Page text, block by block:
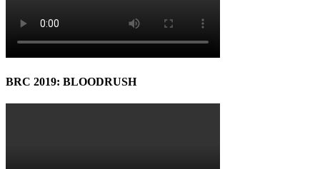
BRC 2019: BLOODRUSH